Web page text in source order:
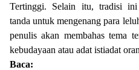
Tertinggi. Selain itu, tradisi ini
tanda untuk mengenang para
penulis akan membahas tema
kebudayaan atau adat istiadat
Baca: